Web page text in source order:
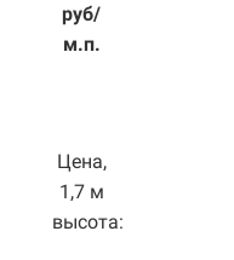
руб/
м.п.
Цена,
1,7 м
высота: